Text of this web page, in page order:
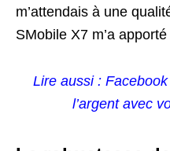
m’attendais à une
SMobile X7 m’a
Lire aussi :
l’argent avec